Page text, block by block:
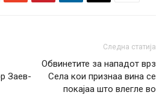
Заев-
Следна статија
Обвинетите за нападот врз
Села кои признаа вина се
покајаа што влегле во